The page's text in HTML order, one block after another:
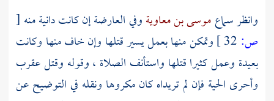
وانظر سماعموسى بن معاويةوفي العارضة إن كانت دانية منه [
ص:
وتمكن منها بعمل يسير قتلها وإن خاف منها وكانت
بعيدة وعمل كثيرا قتلها واستأنف الصلاة ، وقوله وقتل عقرب
وأحرى الحية فإن لم تريداه كان مكروها ونقله في التوضيح عن